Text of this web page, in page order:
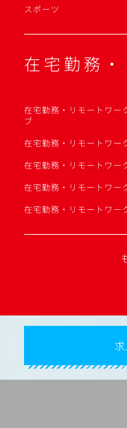
スポーツ
在宅勤務
在宅勤務・リモートワー
ブ
在宅勤務・リモートワ
在宅勤務・リモートワー
在宅勤務・リモートワー
在宅勤務・リモートワ